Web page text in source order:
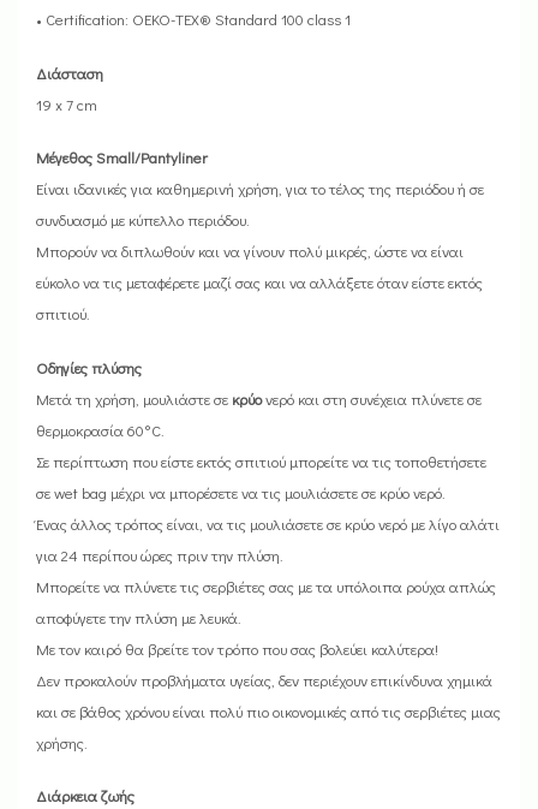
• Certification: OEKO-TEX® Standard 100 class 1
Διάσταση
19 x 7 cm
Μέγεθος Small/Pantyliner
Είναι ιδανικές για καθημερινή χρήση, για το τέλος της περιόδου ή σε
συνδυασμό με κύπελλο περιόδου.
Μπορούν να διπλωθούν και να γίνουν πολύ μικρές, ώστε να είναι
εύκολο να τις μεταφέρετε μαζί σας και να αλλάξετε όταν είστε εκτός
σπιτιού.
Οδηγίες πλύσης
Μετά τη χρήση, μουλιάστε σε κρύονερό και στη συνέχεια πλύνετε σε
θερμοκρασία 60°C.
Σε περίπτωση που είστε εκτός σπιτιού μπορείτε να τις τοποθετήσετε
σε wet bag μέχρι να μπορέσετε να τις μουλιάσετε σε κρύο νερό.
Ένας άλλος τρόπος είναι, να τις μουλιάσετε σε κρύο νερό με λίγο αλάτι
για 24 περίπου ώρες πριν την πλύση.
Μπορείτε να πλύνετε τις σερβιέτες σας με τα υπόλοιπα ρούχα απλώς
αποφύγετε την πλύση με λευκά.
Με τον καιρό θα βρείτε τον τρόπο που σας βολεύει καλύτερα!
Δεν προκαλούν προβλήματα υγείας, δεν περιέχουν επικίνδυνα χημικά
και σε βάθος χρόνου είναι πολύ πιο οικονομικές από τις σερβιέτες μιας
χρήσης.
Διάρκεια ζωής